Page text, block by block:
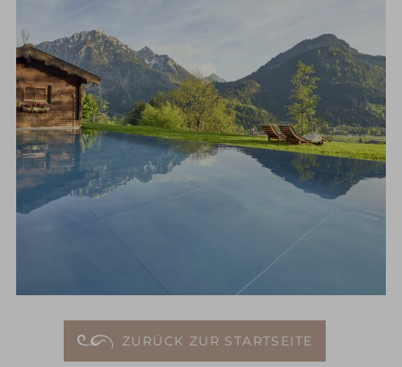
ZURÜCK ZUR STARTSEITE